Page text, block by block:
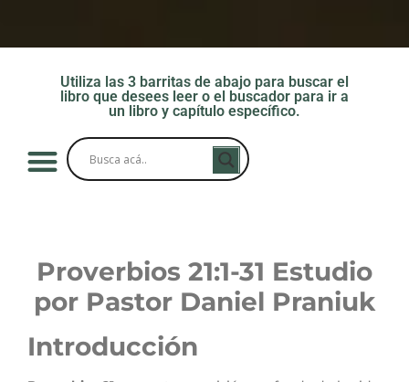
Utiliza las 3 barritas de abajo para buscar el
libro que desees leer o el buscador para ir a
un libro y capítulo específico.
Proverbios 21:1-31 Estudio
por Pastor Daniel Praniuk
Introducción